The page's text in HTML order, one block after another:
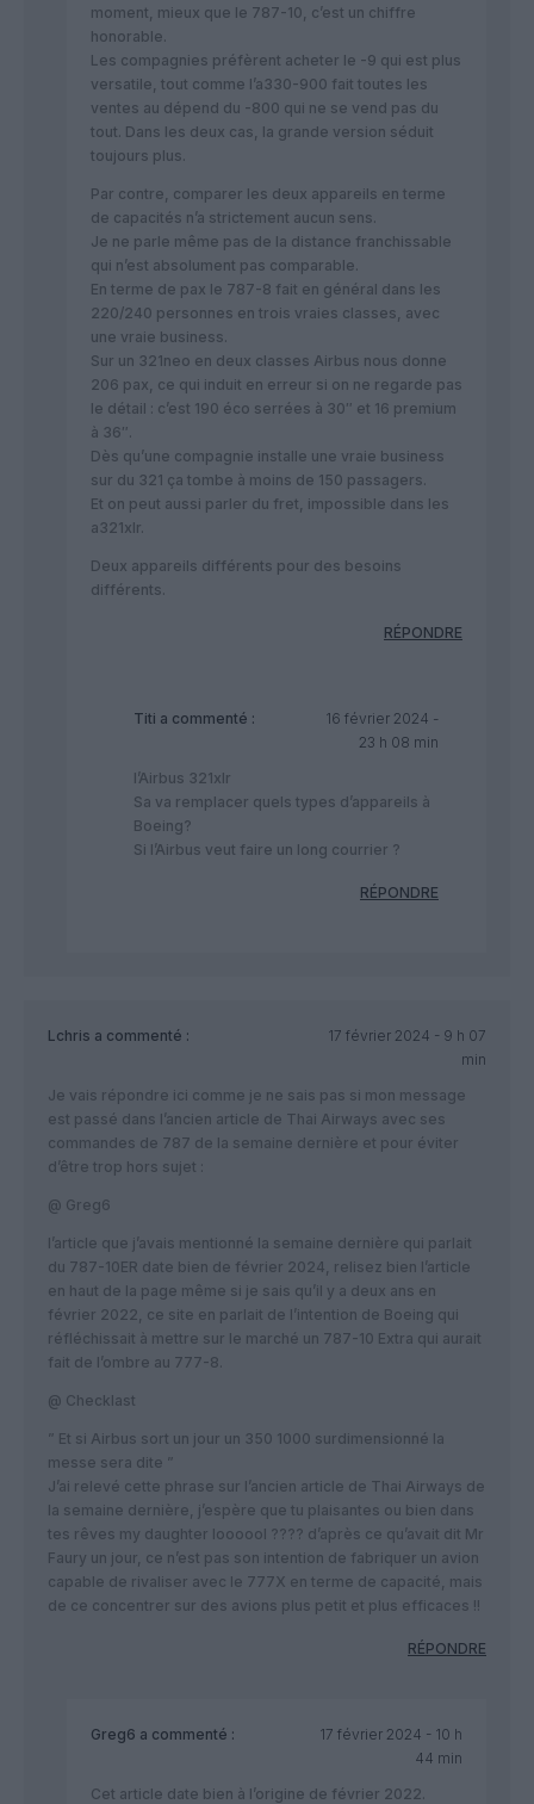
moment, mieux que le 787-10, c’est un chiffre
honorable.
Les compagnies préfèrent acheter le -9 qui est plus
versatile, tout comme l’a330-900 fait toutes les
ventes au dépend du -800 qui ne se vend pas du
tout. Dans les deux cas, la grande version séduit
toujours plus.
Par contre, comparer les deux appareils en terme
de capacités n’a strictement aucun sens.
Je ne parle même pas de la distance franchissable
qui n’est absolument pas comparable.
En terme de pax le 787-8 fait en général dans les
220/240 personnes en trois vraies classes, avec
une vraie business.
Sur un 321neo en deux classes Airbus nous donne
206 pax, ce qui induit en erreur si on ne regarde pas
le détail : c’est 190 éco serrées à 30″ et 16 premium
à 36″.
Dès qu’une compagnie installe une vraie business
sur du 321 ça tombe à moins de 150 passagers.
Et on peut aussi parler du fret, impossible dans les
a321xlr.
Deux appareils différents pour des besoins
différents.
RÉPONDRE
Titi a commenté :
16 février 2024 -
23 h 08 min
l’Airbus 321xlr
Sa va remplacer quels types d’appareils à
Boeing?
Si l’Airbus veut faire un long courrier ?
RÉPONDRE
Lchris a commenté :
17 février 2024 - 9 h 07
min
Je vais répondre ici comme je ne sais pas si mon message
est passé dans l’ancien article de Thai Airways avec ses
commandes de 787 de la semaine dernière et pour éviter
d’être trop hors sujet :
@ Greg6
l’article que j’avais mentionné la semaine dernière qui parlait
du 787-10ER date bien de février 2024, relisez bien l’article
en haut de la page même si je sais qu’il y a deux ans en
février 2022, ce site en parlait de l’intention de Boeing qui
réfléchissait à mettre sur le marché un 787-10 Extra qui aurait
fait de l’ombre au 777-8.
@ Checklast
” Et si Airbus sort un jour un 350 1000 surdimensionné la
messe sera dite ”
J’ai relevé cette phrase sur l’ancien article de Thai Airways de
la semaine dernière, j’espère que tu plaisantes ou bien dans
tes rêves my daughter loooool ???? d’après ce qu’avait dit Mr
Faury un jour, ce n’est pas son intention de fabriquer un avion
capable de rivaliser avec le 777X en terme de capacité, mais
de ce concentrer sur des avions plus petit et plus efficaces !!
RÉPONDRE
Greg6 a commenté :
17 février 2024 - 10 h
44 min
Cet article date bien à l’origine de février 2022.